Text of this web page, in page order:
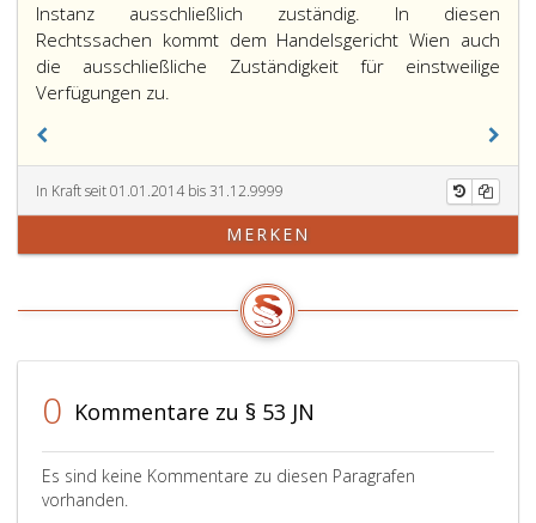
Instanz ausschließlich zuständig. In diesen
Rechtssachen kommt dem Handelsgericht Wien auch
die ausschließliche Zuständigkeit für einstweilige
Verfügungen zu.
In Kraft seit 01.01.2014 bis 31.12.9999
MERKEN
0 Kommentare zu § 53 JN
Es sind keine Kommentare zu diesen Paragrafen
vorhanden.